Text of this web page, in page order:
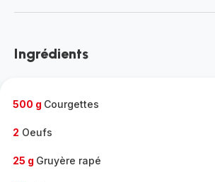
-
gamme
Ingrédients
500 g Courgettes
2 Oeufs
25 g Gruyère rapé